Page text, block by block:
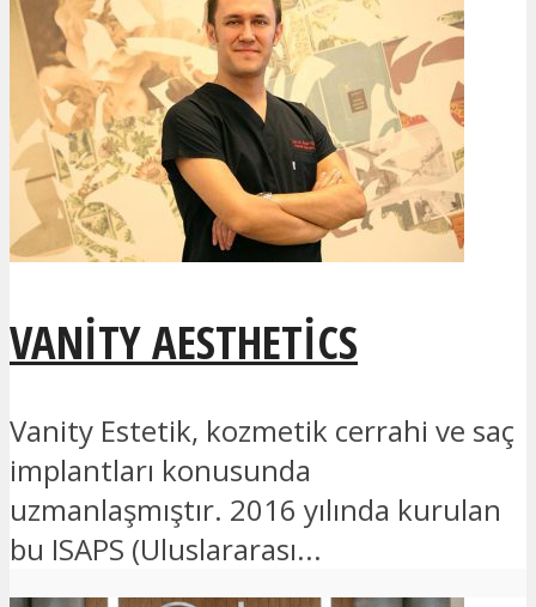
VANITY AESTHETICS
Vanity Estetik, kozmetik cerrahi ve saç
implantları konusunda
uzmanlaşmıştır. 2016 yılında kurulan
bu ISAPS (Uluslararası...